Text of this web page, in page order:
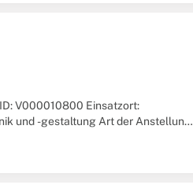
V000010800 Einsatzort:
und -gestaltung Art der Anstellung: